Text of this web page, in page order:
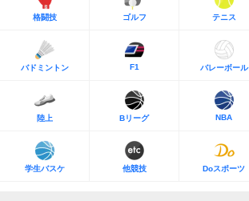
格闘技 ゴルフ テニス
バドミントン F1 バレーボール
陸上 Bリーグ NBA
学生バスケ 他競技 Doスポーツ